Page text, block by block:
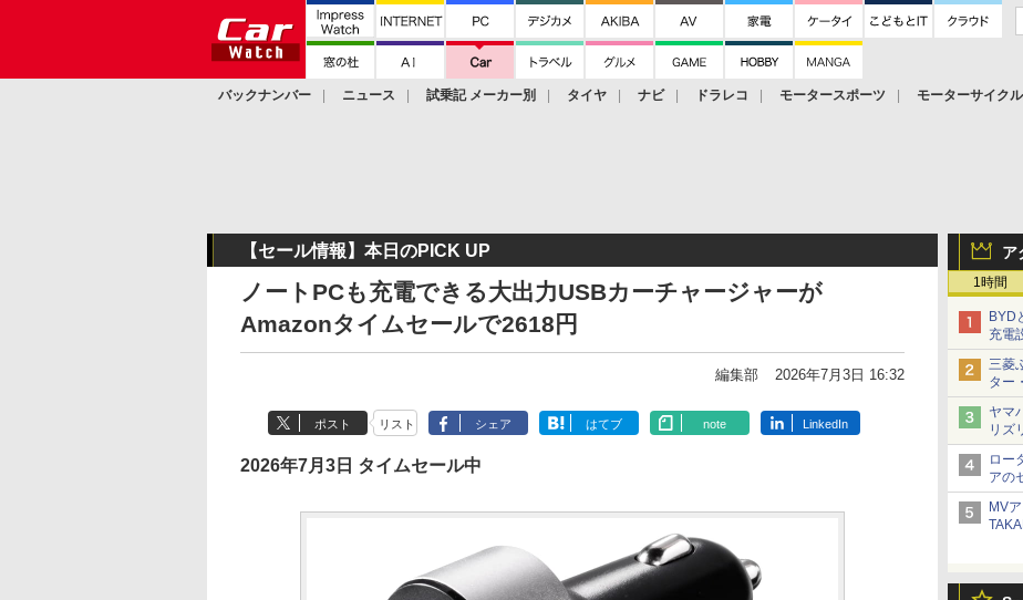
バックナンバー ニュース 試乗記 メーカー別 タイヤ ナビ ドラレコ モータースポーツ モーターサイクル
ア
1時間
BYD
充電
車の
三菱
ター
ック
ヤマ
リズ
ロー
アの
の
MV
【セール情報】本日のPICK UP
ノートPCも充電できる大出力USBカーチャージャーが
Amazonタイムセールで2618円
編集部 2026年7月3日 16:32
ポスト リスト シェア はてブ note LinkedIn
2026年7月3日 タイムセール中